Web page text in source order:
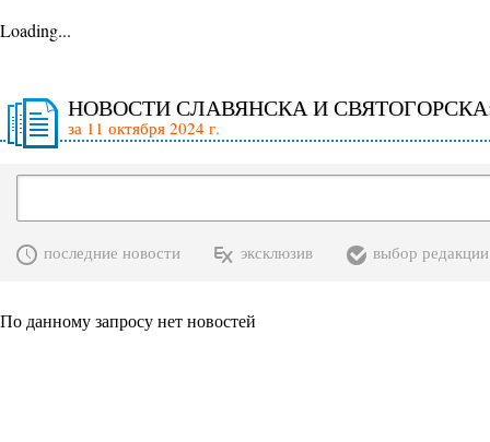
Loading...
НОВОСТИ СЛАВЯНСКА И
за 11 октября 2024 г.
последние новости эксклюзив выбор редакции
По данному запросу нет новостей